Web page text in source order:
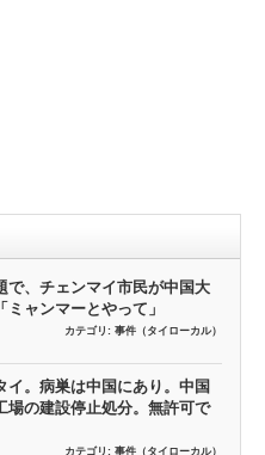
で、チェンマイ市民が中国大
ャンマーとやって」
カテゴリ: 事件（タイローカル）
イ。病巣は中国にあり。中国
場の建設停止処分。無許可で
カテゴリ: 事件（タイローカル）